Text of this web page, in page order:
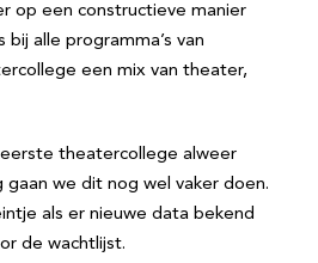
op een constructieve manier
alle programma’s van
een mix van theater,
theatercollege alweer
gaan we dit nog wel vaker doen.
als er nieuwe data bekend
de wachtlijst.